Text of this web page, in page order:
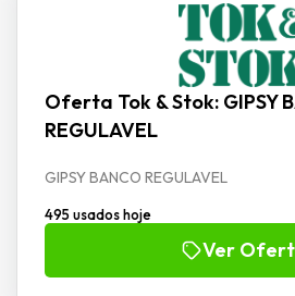
Oferta Tok & Stok: GIPSY
REGULAVEL
GIPSY BANCO REGULAVEL
495 usados hoje
Ver